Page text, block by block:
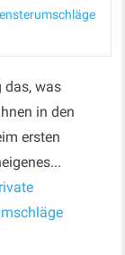
das, was
in den
ersten